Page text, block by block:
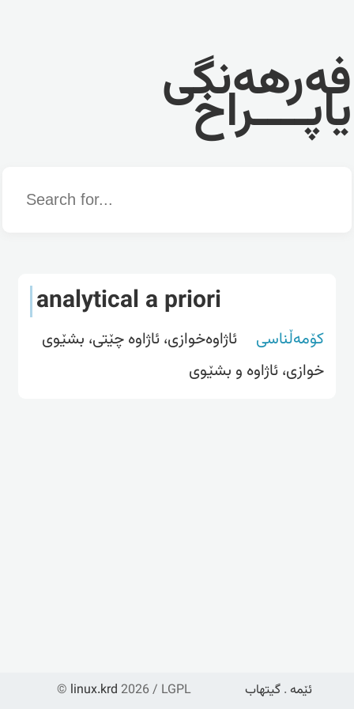
فەرهەنگی
یاپــــراخ
Word
analytical a priori
کۆمەڵناسی
ئاژاوەخوازی، ئاژاوە چێتی، بشێوی
خوازی، ئاژاوە و بشێوی
© linux.krd 2026 / LGPL ئێمە . گیتهاب